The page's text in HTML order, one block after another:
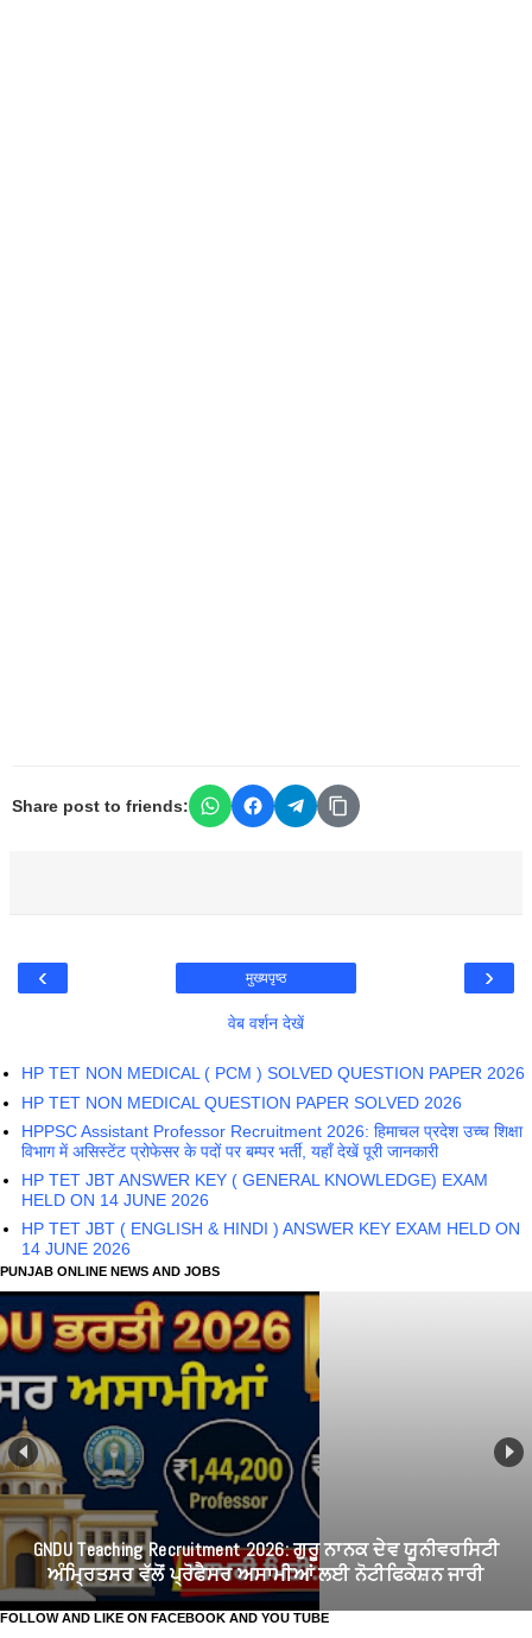
Share post to friends:
‹ ›
मुख्यपृष्ठ
वेब वर्शन देखें
HP TET NON MEDICAL ( PCM ) SOLVED QUESTION PAPER 2026
HP TET NON MEDICAL QUESTION PAPER SOLVED 2026
HPPSC Assistant Professor Recruitment 2026: हिमाचल प्रदेश उच्च शिक्षा
विभाग में असिस्टेंट प्रोफेसर के पदों पर बम्पर भर्ती, यहाँ देखें पूरी जानकारी
HP TET JBT ANSWER KEY ( GENERAL KNOWLEDGE) EXAM
HELD ON 14 JUNE 2026
HP TET JBT ( ENGLISH & HINDI ) ANSWER KEY EXAM HELD ON
14 JUNE 2026
PUNJAB ONLINE NEWS AND JOBS
GNDU Teaching Recruitment 2026: ਗੁਰੂ ਨਾਨਕ ਦੇਵ ਯੂਨੀਵਰਸਿਟੀ
ਅੰਮ੍ਰਿਤਸਰ ਵੱਲੋਂ ਪ੍ਰੋਫੈਸਰ ਅਸਾਮੀਆਂ ਲਈ ਨੋਟੀਫਿਕੇਸ਼ਨ ਜਾਰੀ
FOLLOW AND LIKE ON FACEBOOK AND YOU TUBE